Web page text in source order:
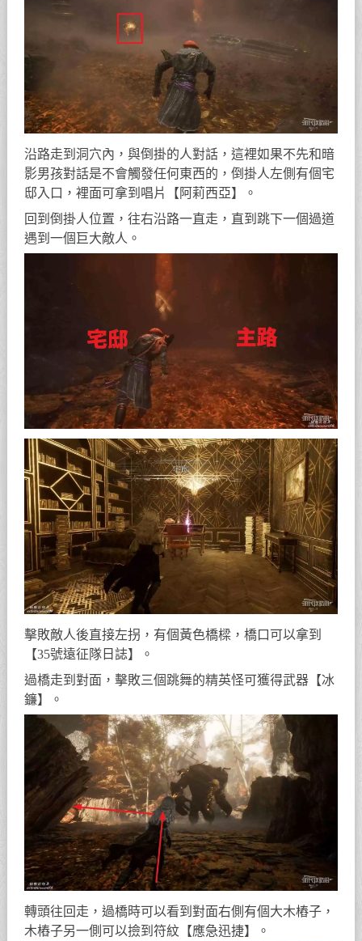
沿路走到洞穴內，與倒掛的人對話，這裡如果不先和暗
影男孩對話是不會觸發任何東西的，倒掛人左側有個宅
邸入口，裡面可拿到唱片【阿莉西亞】。
回到倒掛人位置，往右沿路一直走，直到跳下一個過道
遇到一個巨大敵人。
擊敗敵人後直接左拐，有個黃色橋樑，橋口可以拿到
【35號遠征隊日誌】。
過橋走到對面，擊敗三個跳舞的精英怪可獲得武器【冰
鐮】。
轉頭往回走，過橋時可以看到對面右側有個大木樁子，
木樁子另一側可以撿到符紋【應急迅捷】。